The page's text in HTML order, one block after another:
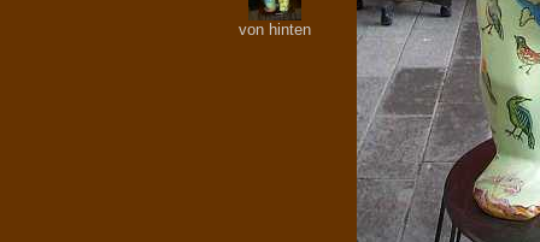
von hinten